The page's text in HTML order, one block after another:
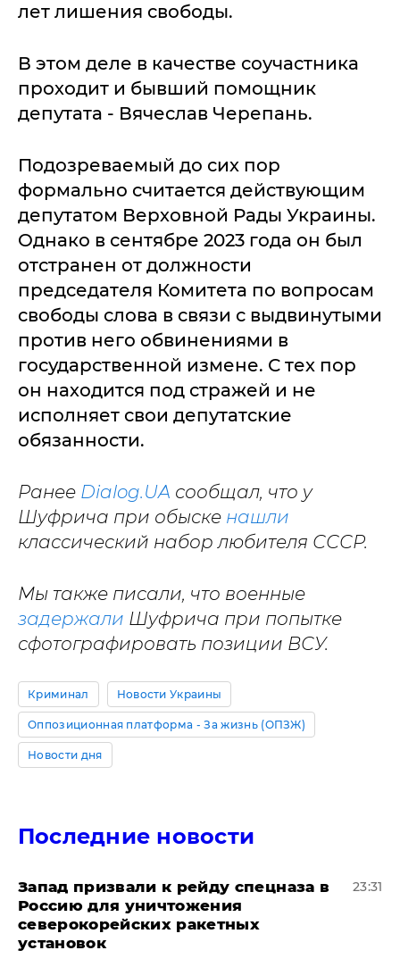
лет лишения свободы.
В этом деле в качестве соучастника
проходит и бывший помощник
депутата - Вячеслав Черепань.
Подозреваемый до сих пор
формально считается действующим
депутатом Верховной Рады Украины.
Однако в сентябре 2023 года он был
отстранен от должности
председателя Комитета по вопросам
свободы слова в связи с выдвинутыми
против него обвинениями в
государственной измене. С тех пор
он находится под стражей и не
исполняет свои депутатские
обязанности.
Ранее Dialog.UA сообщал, что у
Шуфрича при обыске нашли
классический набор любителя СССР.
Мы также писали, что военные
задержали Шуфрича при попытке
сфотографировать позиции ВСУ.
Криминал Новости Украины
Оппозиционная платформа - За жизнь (ОПЗЖ)
Новости дня
Последние новости
Запад призвали к рейду спецназа в
Россию для уничтожения
северокорейских ракетных
установок
23:31